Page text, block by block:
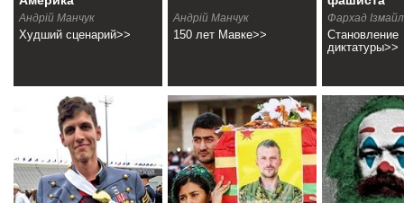
Андрій Манчук
Худший сценарий>>
Андрiй Манчук
150 лет Мавке>>
Фархад
Становление
диктатуры>>